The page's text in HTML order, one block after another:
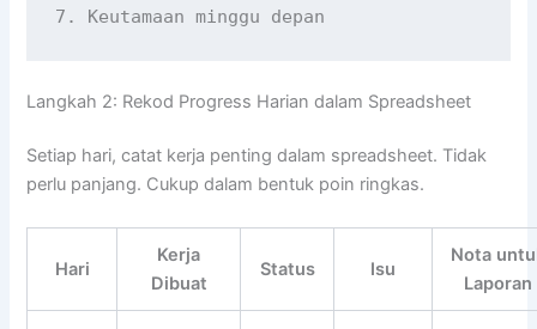
7. Keutamaan minggu depan
Langkah 2: Rekod Progress Harian dalam Spreadsheet
Setiap hari, catat kerja penting dalam spreadsheet. Tidak
perlu panjang. Cukup dalam bentuk poin ringkas.
Hari
Kerja
Dibuat
Status Isu
Nota
Laporan